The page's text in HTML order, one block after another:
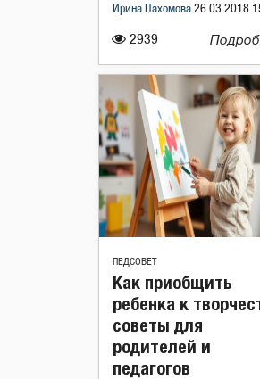
2939
Ирина Пахомова 26.03.2018
ПЕДСОВЕТ
Как приобщить
ребенка к
советы для
родителей и
педагогов